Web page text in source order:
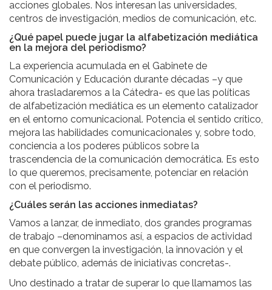
acciones globales. Nos interesan las universidades,
centros de investigación, medios de comunicación, etc.
¿Qué papel puede jugar la alfabetización mediática
en la mejora del periodismo?
La experiencia acumulada en el Gabinete de
Comunicación y Educación durante décadas –y que
ahora trasladaremos a la Cátedra- es que las políticas
de alfabetización mediática es un elemento catalizador
en el entorno comunicacional. Potencia el sentido crítico,
mejora las habilidades comunicacionales y, sobre todo,
conciencia a los poderes públicos sobre la
trascendencia de la comunicación democrática. Es esto
lo que queremos, precisamente, potenciar en relación
con el periodismo.
¿Cuáles serán las acciones inmediatas?
Vamos a lanzar, de inmediato, dos grandes programas
de trabajo –denominamos así, a espacios de actividad
en que convergen la investigación, la innovación y el
debate público, además de iniciativas concretas-.
Uno destinado a tratar de superar lo que llamamos las